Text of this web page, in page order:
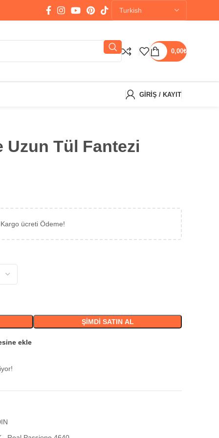
0,00₺
GIRIŞ / KAYIT
Uzun Tül Fantezi
ücreti Ödeme!
ŞIMDI SATIN AL
ekle